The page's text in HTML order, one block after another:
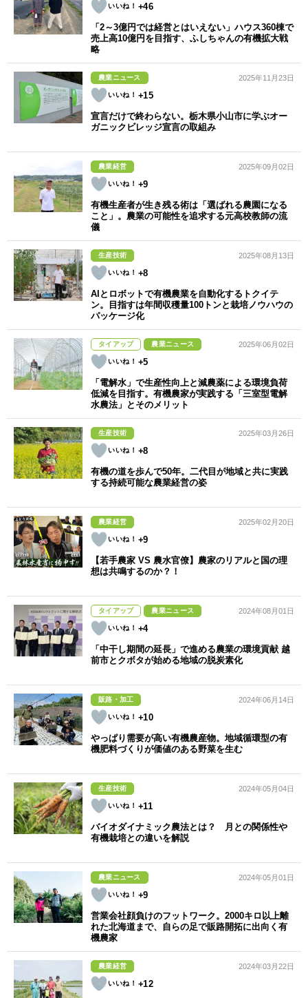
+46
「2～3億円では経営とはいえない」ハウス360棟で
売上高10億円を目指す、ふしちゃんの有機拡大戦
略
農業ニュース
+15
2025年11月23日
宣言だけで終わらない。栃木県小山市に学ぶオー
ガニックビレッジ宣言の取組み
農業経営
+9
2025年09月02日
有機生産者が生き残る術は「選ばれる農園になる
こと」。農業の可能性を追求する元高校教師の流
儀
生産技術
+8
2025年08月13日
AIとロボットで有機農業を自動化するトクイテ
ン。目指すは年間収穫量100トンと栽培ノウハウの
パッケージ化
タイアップ 農業ニュース
+5
2025年06月02日
「電解水」で生産性向上と減農薬による環境負荷
低減を目指す。有機農家が実践する「三室型電解
水農法」とそのメリット
生産技術
+8
2025年03月26日
有機の道を歩んで50年。二代目が地域と共に実践
する持続可能な農業経営の姿
農業経営
+9
2025年02月20日
【若手農家 VS 農水官僚】農家のリアルと国の理
想は共鳴するのか？！
タイアップ 農業ニュース
+4
2024年08月01日
「中干し期間の延長」で進める農業の環境貢献 越
前市とクボタが始める地域の脱炭素化
販路・加工
+10
2024年06月14日
やっぱり需要が高い有機農産物。地域循環型の有
機肥料づくりが価値のある野菜を生む
生産技術
+11
2024年05月04日
バイオダイナミック農法とは？ 月との関係性や
有機栽培との違いを解説
農業ニュース
+9
2024年05月01日
営業会社顔負けのフットワーク。2000キロ以上離
れた北海道まで、自らの足で販路開拓に出向く有
機農家
農業経営
+12
2024年03月22日